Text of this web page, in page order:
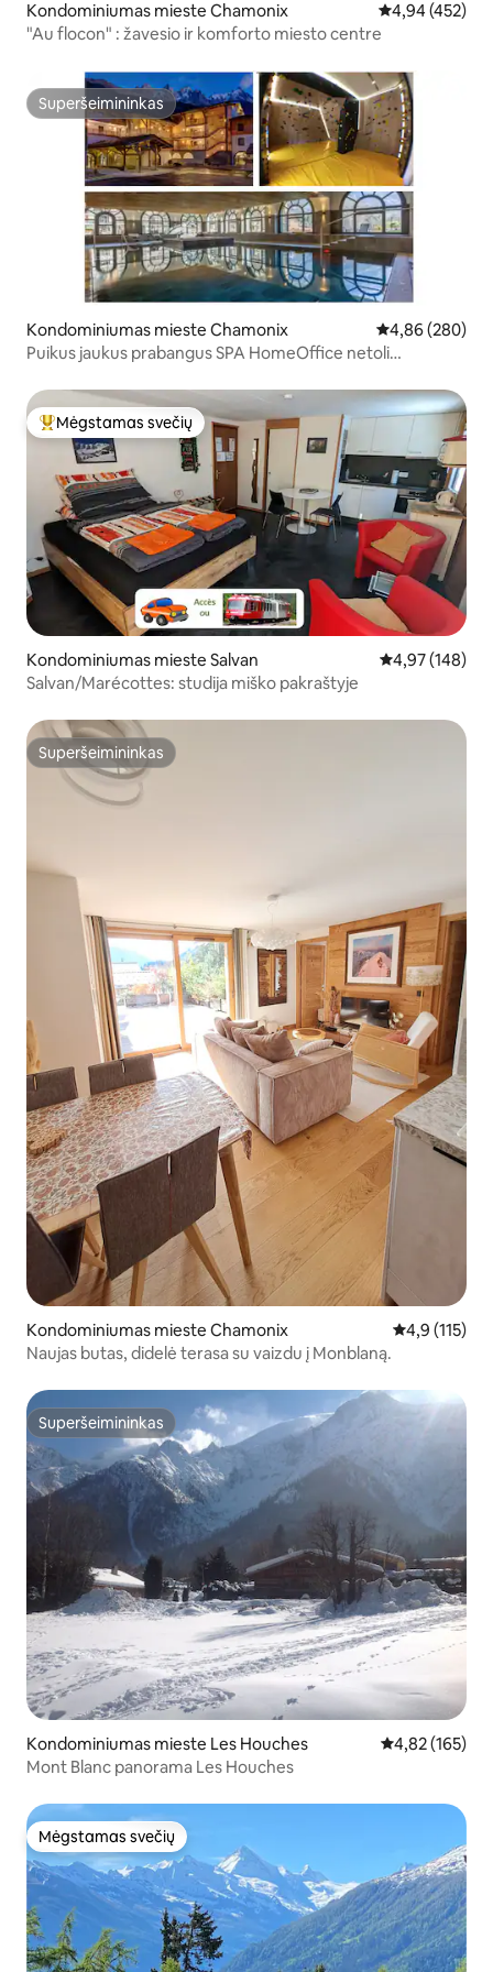
Kondominiumas mieste Chamonix Vidutinis
4,94 (452)
"Au flocon" : žavesio ir komforto miesto centre
Superšeimininkas
Superšeimininkas
Kondominiumas mieste Chamonix Vidutinis
4,86 (280)
Puikus jaukus prabangus SPA HomeOffice netoli
Svečių mėgstamiausias
Mėgstamas svečių
Kondominiumas mieste Salvan Vidutinis
4,97 (148)
Salvan/Marécottes: studija miško pakraštyje
Superšeimininkas
Superšeimininkas
Kondominiumas mieste Chamonix Vidutinis
4,9 (115)
Naujas butas, didelė terasa su vaizdu į Monblaną.
Superšeimininkas
Superšeimininkas
Kondominiumas mieste Les Houches Vidutinis
4,82 (165)
Mont Blanc panorama Les Houches
Mėgstamas svečių
Mėgstamas svečių